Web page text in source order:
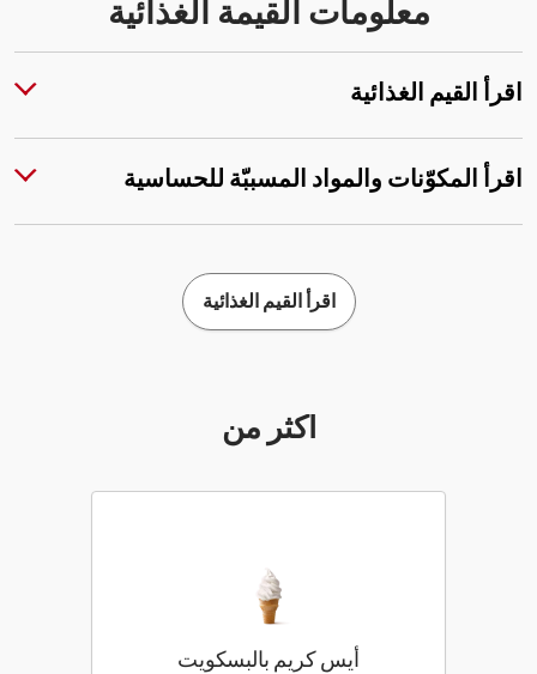
معلومات القيمة الغذائية
اقرأ القيم الغذائية
اقرأ المكوّنات والمواد المسببّة للحساسية
اقرأ القيم الغذائية
أكثر من
أيس كريم بالبسكويت